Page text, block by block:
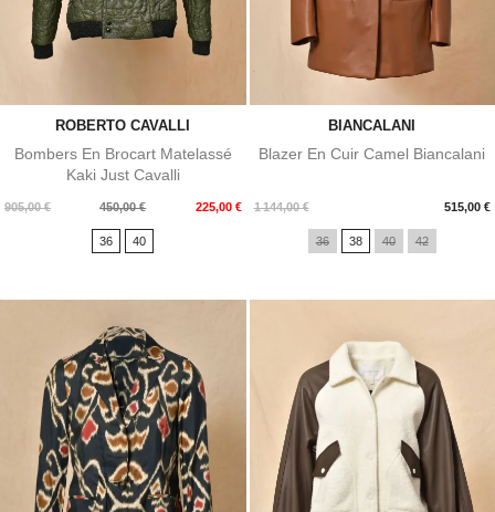
ROBERTO CAVALLI
Bombers En Brocart Matelassé
Kaki Just Cavalli
905,00 €
Prix
450,00 € 225,00 €
Prix
36 40
BIANCALANI
Blazer En Cuir Camel Biancalani
1 144,00 € 515,00 €
Prix
36 38 40 42